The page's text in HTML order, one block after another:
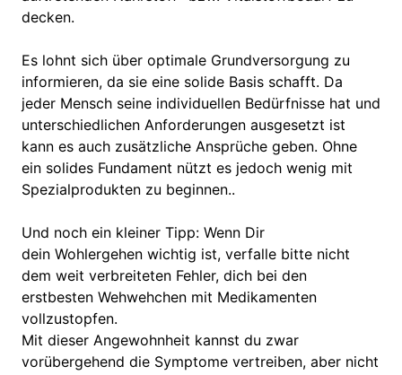
decken.
Es lohnt sich über optimale Grundversorgung zu
informieren, da sie eine solide Basis schafft. Da
jeder Mensch seine individuellen Bedürfnisse hat und
unterschiedlichen Anforderungen ausgesetzt ist
kann es auch zusätzliche Ansprüche geben. Ohne
ein solides Fundament nützt es jedoch wenig mit
Spezialprodukten zu beginnen..
Und noch ein kleiner Tipp: Wenn Dir
dein Wohlergehen wichtig ist, verfalle bitte nicht
dem weit verbreiteten Fehler, dich bei den
erstbesten Wehwehchen mit Medikamenten
vollzustopfen.
Mit dieser Angewohnheit kannst du zwar
vorübergehend die Symptome vertreiben, aber nicht